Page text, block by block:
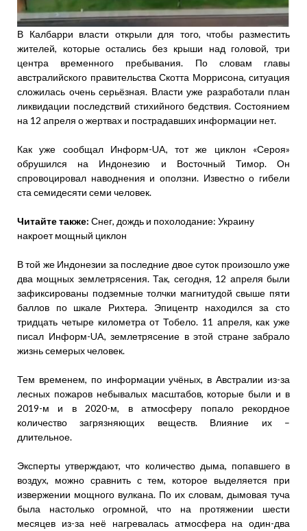
В Калбарри власти открыли для того, чтобы разместить
жителей, которые остались без крыши над головой, три
центра временного пребывания. По словам главы
австралийского правительства Скотта Моррисона, ситуация
сложилась очень серьёзная. Власти уже разработали план
ликвидации последствий стихийного бедствия. Состоянием
на 12 апреля о жертвах и пострадавших информации нет.
Как уже сообщал Информ-UA, тот же циклон «Сероя»
обрушился на Индонезию и Восточный Тимор. Он
спровоцировал наводнения и оползни. Известно о гибели
ста семидесяти семи человек.
Читайте также: Снег, дождь и похолодание: Украину
накроет мощный циклон
В той же Индонезии за последние двое суток произошло уже
два мощных землетрясения. Так, сегодня, 12 апреля были
зафиксированы подземные толчки магнитудой свыше пяти
баллов по шкале Рихтера. Эпицентр находился за сто
тридцать четыре километра от Тобело. 11 апреля, как уже
писал Информ-UA, землетрясение в этой стране забрало
жизнь семерых человек.
Тем временем, по информации учёных, в Австралии из-за
лесных пожаров небывалых масштабов, которые были и в
2019-м и в 2020-м, в атмосферу попало рекордное
количество загрязняющих веществ. Влияние их –
длительное.
Эксперты утверждают, что количество дыма, попавшего в
воздух, можно сравнить с тем, которое выделяется при
извержении мощного вулкана. По их словам, дымовая туча
была настолько огромной, что на протяжении шести
месяцев из-за неё нагревалась атмосфера на один-два